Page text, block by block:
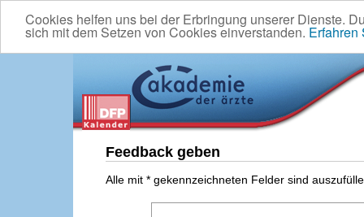
Cookies helfen uns bei der Erbringung unserer Dienste.
sich mit dem Setzen von Cookies einverstanden. Erfahren
Feedback geben
Alle mit * gekennzeichneten Felder sind